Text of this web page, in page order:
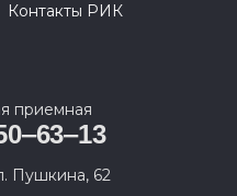
Контакты РИК
приемная
Пушкина, 62